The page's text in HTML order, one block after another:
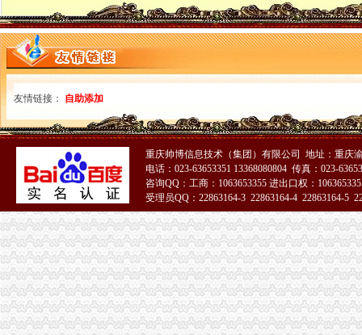
海关进出口货物报关登记证(英文翻译模板)_Sunny_新浪博客
进出口企业登记证全称是什么；它和海关报关登记证是一回事吗？_阿
海关注册登记证书年检_政务咨询_浙江电子口岸
北京海关：进出口货物收发货人报关注册登记证证书过期
报关企业应自“中华共和国海关报关企业报关注册登记证书”届
拱北海关：关于报关注册登记证书换证问题-报关员网-吧
《海关进出口货物收发货人报关注册登记证书》有效期有多久？-通关
海关登记证书到期-会计之家-PoweredbyDiscuz!
报关登记证过期海关加急服务_报关报检_中国贸易金融网
变更人后海关报关注册登记证书要办理变更需要哪些资料？-阿里巴
企业的《中华共和国海关进出口货物收发货人报关注册登记证书》
中华共和国海关进出口货人报关注册登记证书逾期年检失效后该怎
海关报关登记证书
申请海关报关单位注册登记证书,海关报关注册信息年度报告范本,
海关报关单位注册登记证书-荣誉证书-常州市金坛区环宇科学仪器厂
《中华共和国海关报关单位注册登记证书》变更材料
《中华共和国海关报关单位注册登记证书》备案材料
海关进出口货物收发货人报关注册登记证书
关于《海关报关单位注册登记证书》的几个问题.-报关报检-福步外
友情链接： 自助添加
重庆帅博信息技术（集团）有限公司 地址：重庆
电话：023-63653351 13368080804 传真：023-
咨询QQ：工商：1063653355 进出口权：
受理员QQ：22863164-3 22863164-4 22863164-5